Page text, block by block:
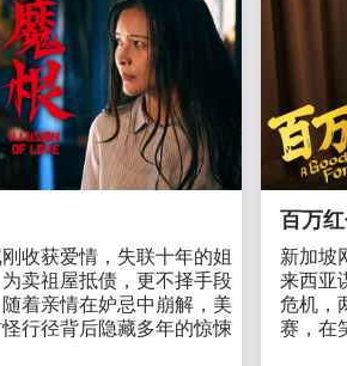
收获爱情，失联十年的姐
卖祖屋抵债，更不择手段
着亲情在妒忌中崩解，美
行径背后隐藏多年的惊悚
百万
新加坡
来西亚
危机，
赛，在